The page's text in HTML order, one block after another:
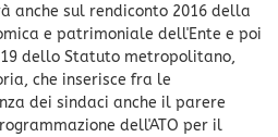
anche sul rendiconto 2016 della
e patrimoniale dell'Ente e poi
dello Statuto metropolitano,
che inserisce fra le
dei sindaci anche il parere
dell'ATO per il